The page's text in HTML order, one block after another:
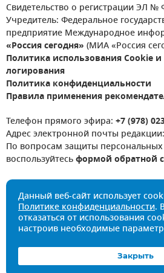
Свидетельство о регистрации ЭЛ №
Учредитель: Федеральное
предприятие Международное
«Россия сегодня» (МИА «Россия
Политика использования Cookie
логирования
Политика конфиденциальности
Правила применения
Телефон прямого эфира: +7 (978)
Адрес электронной почты редакции:
По вопросам защиты
воспользуйтесьформой обратной
Данный веб-сайт использует
Политике конфиденциальности.
отказаться от использования
настроив необходимые
Закрыть